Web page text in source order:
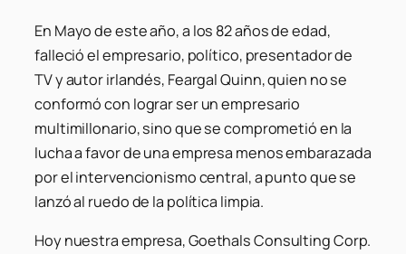
En Mayo de este año, a los 82 años de edad,
falleció el empresario, político, presentador de
TV y autor irlandés, Feargal Quinn, quien no se
conformó con lograr ser un empresario
multimillonario, sino que se comprometió en la
lucha a favor de una empresa menos embarazada
por el intervencionismo central, a punto que se
lanzó al ruedo de la política limpia.
Hoy nuestra empresa, Goethals Consulting Corp.